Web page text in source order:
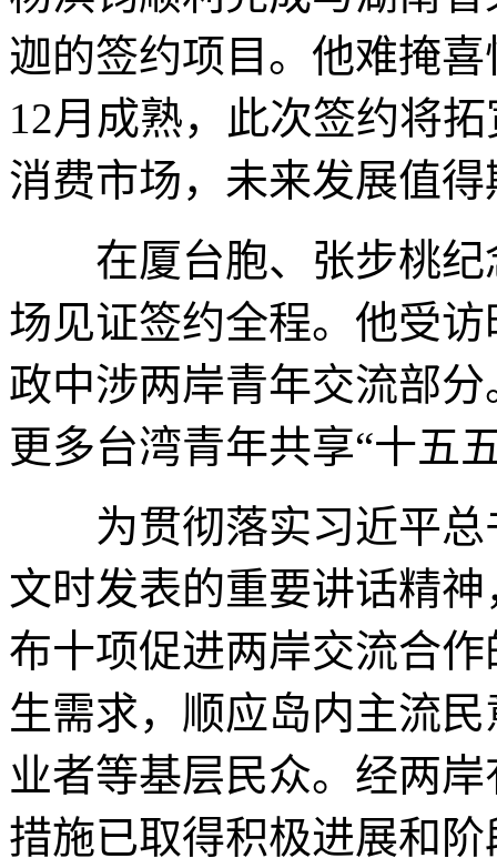
迦的签约项目。他难掩
12月成熟，此次签约将
消费市场，未来发展值得
在厦台胞、张步桃纪
场见证签约全程。他受
政中涉两岸青年交流部
更多台湾青年共享“十五
为贯彻落实习近平总
文时发表的重要讲话精
布十项促进两岸交流合
生需求，顺应岛内主流
业者等基层民众。经两
措施已取得积极进展和